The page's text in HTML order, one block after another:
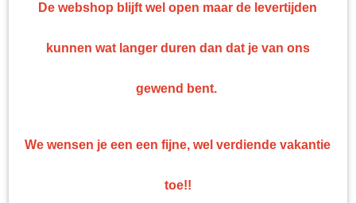
De webshop blijft wel open maar de levertijden
kunnen wat langer duren dan dat je van ons
gewend bent.
We wensen je een een fijne, wel verdiende vakantie
toe!!